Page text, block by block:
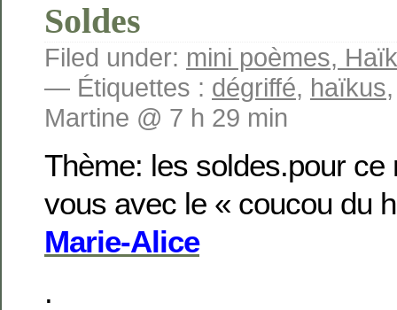
Soldes
Filed under: mini poèmes,
— Étiquettes : dégriffé, haïkus
Martine @ 7 h 29 min
Thème: les soldes.pour ce
vous avec le « coucou du
Marie-Alice
.